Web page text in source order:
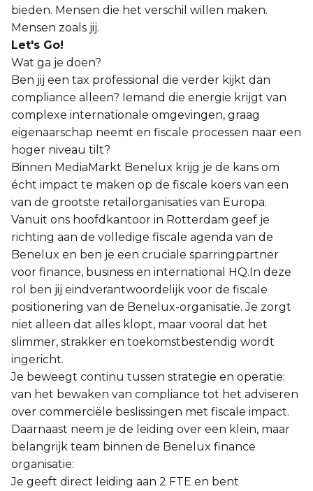
bieden. Mensen die het verschil willen maken.
Mensen zoals jij.
Let's Go!
Wat ga je doen?
Ben jij een tax professional die verder kijkt dan
compliance alleen? Iemand die energie krijgt van
complexe internationale omgevingen, graag
eigenaarschap neemt en fiscale processen naar een
hoger niveau tilt?
Binnen MediaMarkt Benelux krijg je de kans om
écht impact te maken op de fiscale koers van een
van de grootste retailorganisaties van Europa.
Vanuit ons hoofdkantoor in Rotterdam geef je
richting aan de volledige fiscale agenda van de
Benelux en ben je een cruciale sparringpartner
voor finance, business en international HQ.In deze
rol ben jij eindverantwoordelijk voor de fiscale
positionering van de Benelux-organisatie. Je zorgt
niet alleen dat alles klopt, maar vooral dat het
slimmer, strakker en toekomstbestendig wordt
ingericht.
Je beweegt continu tussen strategie en operatie:
van het bewaken van compliance tot het adviseren
over commerciële beslissingen met fiscale impact.
Daarnaast neem je de leiding over een klein, maar
belangrijk team binnen de Benelux finance
organisatie:
Je geeft direct leiding aan 2 FTE en bent